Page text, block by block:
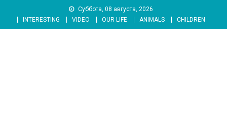
content
Суббота, 08 августа, 2026
INTERESTING
VIDEO OUR LIFE ANIMALS CHILDREN